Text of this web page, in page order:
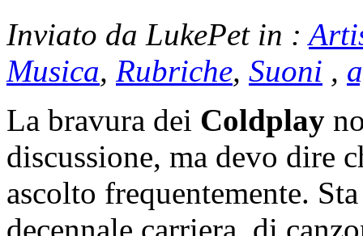
Inviato da LukePet in :
Musica, Rubriche, Suoni ,
La bravura dei Coldplay
discussione, ma devo dire
ascolto frequentemente.
decennale carriera, di